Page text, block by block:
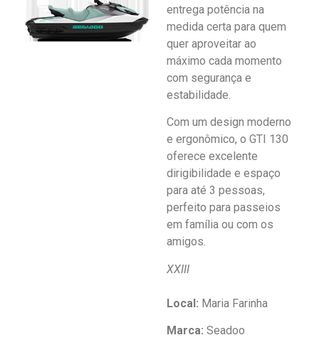
entrega potência na
medida certa para quem
quer aproveitar ao
máximo cada momento
com segurança e
estabilidade.
Com um design moderno
e ergonômico, o GTI 130
oferece excelente
dirigibilidade e espaço
para até 3 pessoas,
perfeito para passeios
em família ou com os
amigos.
XXIII
Local: Maria Farinha
Marca: Seadoo